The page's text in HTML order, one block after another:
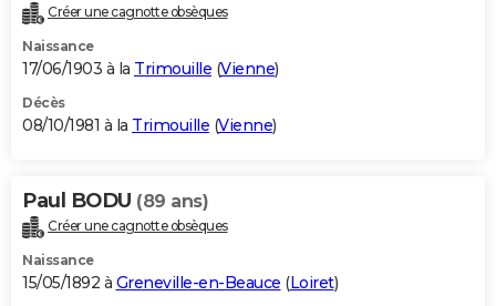
Créer une cagnotte obsèques
Naissance
17/06/1903 à la Trimouille (Vienne)
Décès
08/10/1981 à la Trimouille (Vienne)
Paul BODU (89 ans)
Créer une cagnotte obsèques
Naissance
15/05/1892 à Greneville-en-Beauce (Loiret)